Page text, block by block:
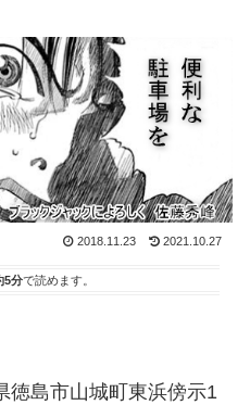
2018.11.23 2021.10.27
5分で読めます。
徳島市山城町東浜傍示1